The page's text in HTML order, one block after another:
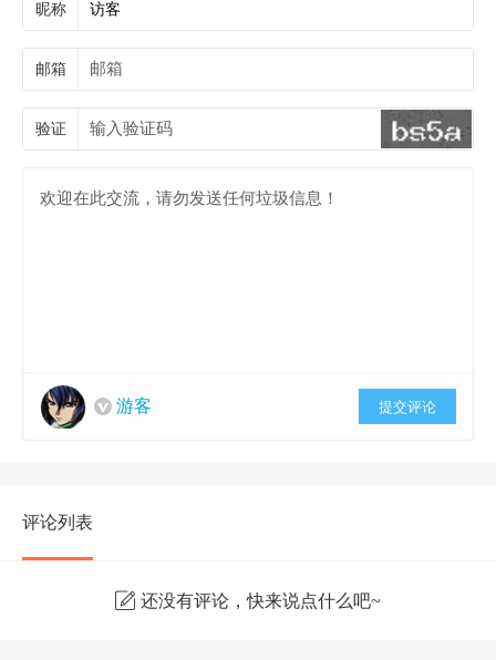
昵称
邮箱
验证
游客 提交评论
评论列表
还没有评论，快来说点什么吧~